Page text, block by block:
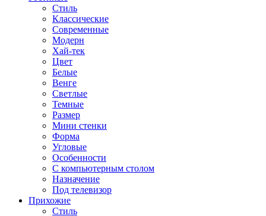
Стиль
Классические
Современные
Модерн
Хай-тек
Цвет
Белые
Венге
Светлые
Темные
Размер
Мини стенки
Форма
Угловые
Особенности
С компьютерным столом
Назначение
Под телевизор
Прихожие
Стиль